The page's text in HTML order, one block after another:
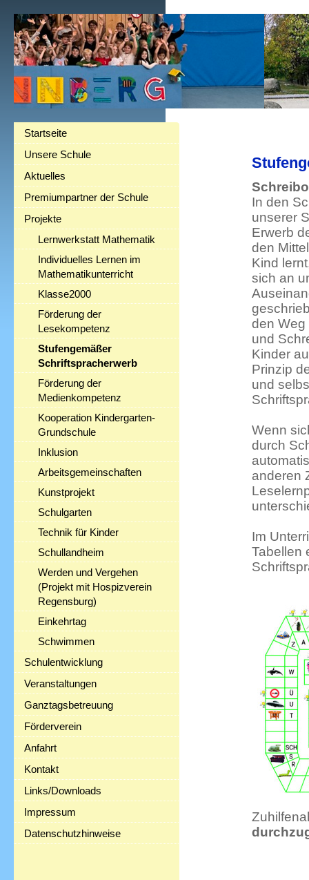
In den
unserer
Erwerb
den
Kind
sich an
den
und
Kinder
Prinzip
und
Wenn
durch
anderen
Im
Tabellen
Startseite
Unsere Schule
Aktuelles
Premiumpartner der Schule
Projekte
Lernwerkstatt Mathematik
Individuelles Lernen im
Mathematikunterricht
Klasse2000
Förderung der
Lesekompetenz
Stufengemäßer
Schriftspracherwerb
Förderung der
Medienkompetenz
Kooperation Kindergarten-
Grundschule
Inklusion
Arbeitsgemeinschaften
Kunstprojekt
Schulgarten
Technik für Kinder
Schullandheim
Werden und Vergehen
(Projekt mit Hospizverein
Regensburg)
Einkehrtag
Schwimmen
Schulentwicklung
Veranstaltungen
Ganztagsbetreuung
Förderverein
Anfahrt
Kontakt
Links/Downloads
Impressum
Datenschutzhinweise